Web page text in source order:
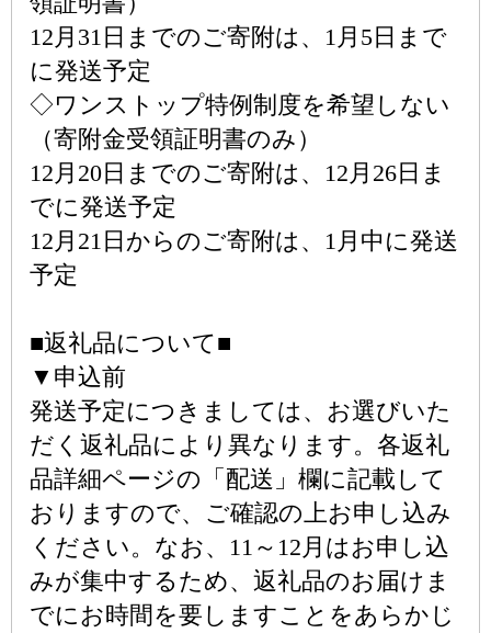
12月31日までのご寄附は、1月5日まで
に発送予定
◇ワンストップ特例制度を希望しない
（寄附金受領証明書のみ）
12月20日までのご寄附は、12月26日ま
でに発送予定
12月21日からのご寄附は、1月中に発送
予定
■返礼品について■
▼申込前
発送予定につきましては、お選びいた
だく返礼品により異なります。各返礼
品詳細ページの「配送」欄に記載して
おりますので、ご確認の上お申し込み
ください。なお、11～12月はお申し込
みが集中するため、返礼品のお届けま
でにお時間を要しますことをあらかじ